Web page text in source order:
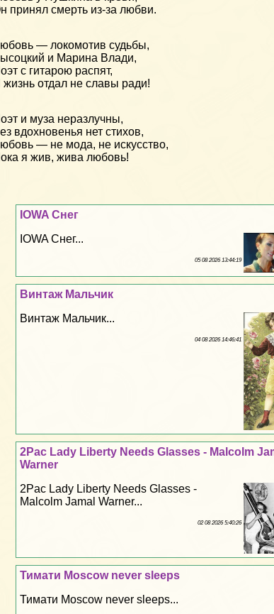
принял смерть из-за любви.
— локомотив судьбы,
и Марина Влади,
с гитарою распят,
жизнь отдал не славы ради!
и муза неразлучны,
вдохновенья нет стихов,
— не мода, не искусство,
я жив, жива любовь!
IOWA Снег
IOWA Снег...
05 08 2026 13:44:19
Винтаж Мальчик
Винтаж Мальчик...
04 08 2026 14:46:41
2Pac Lady Liberty Needs Glasses - Malcolm
Warner
2Pac Lady Liberty Needs Glasses -
Malcolm Jamal Warner...
02 08 2026 5:40:26
Тимати Moscow never sleeps
Тимати Moscow never sleeps...